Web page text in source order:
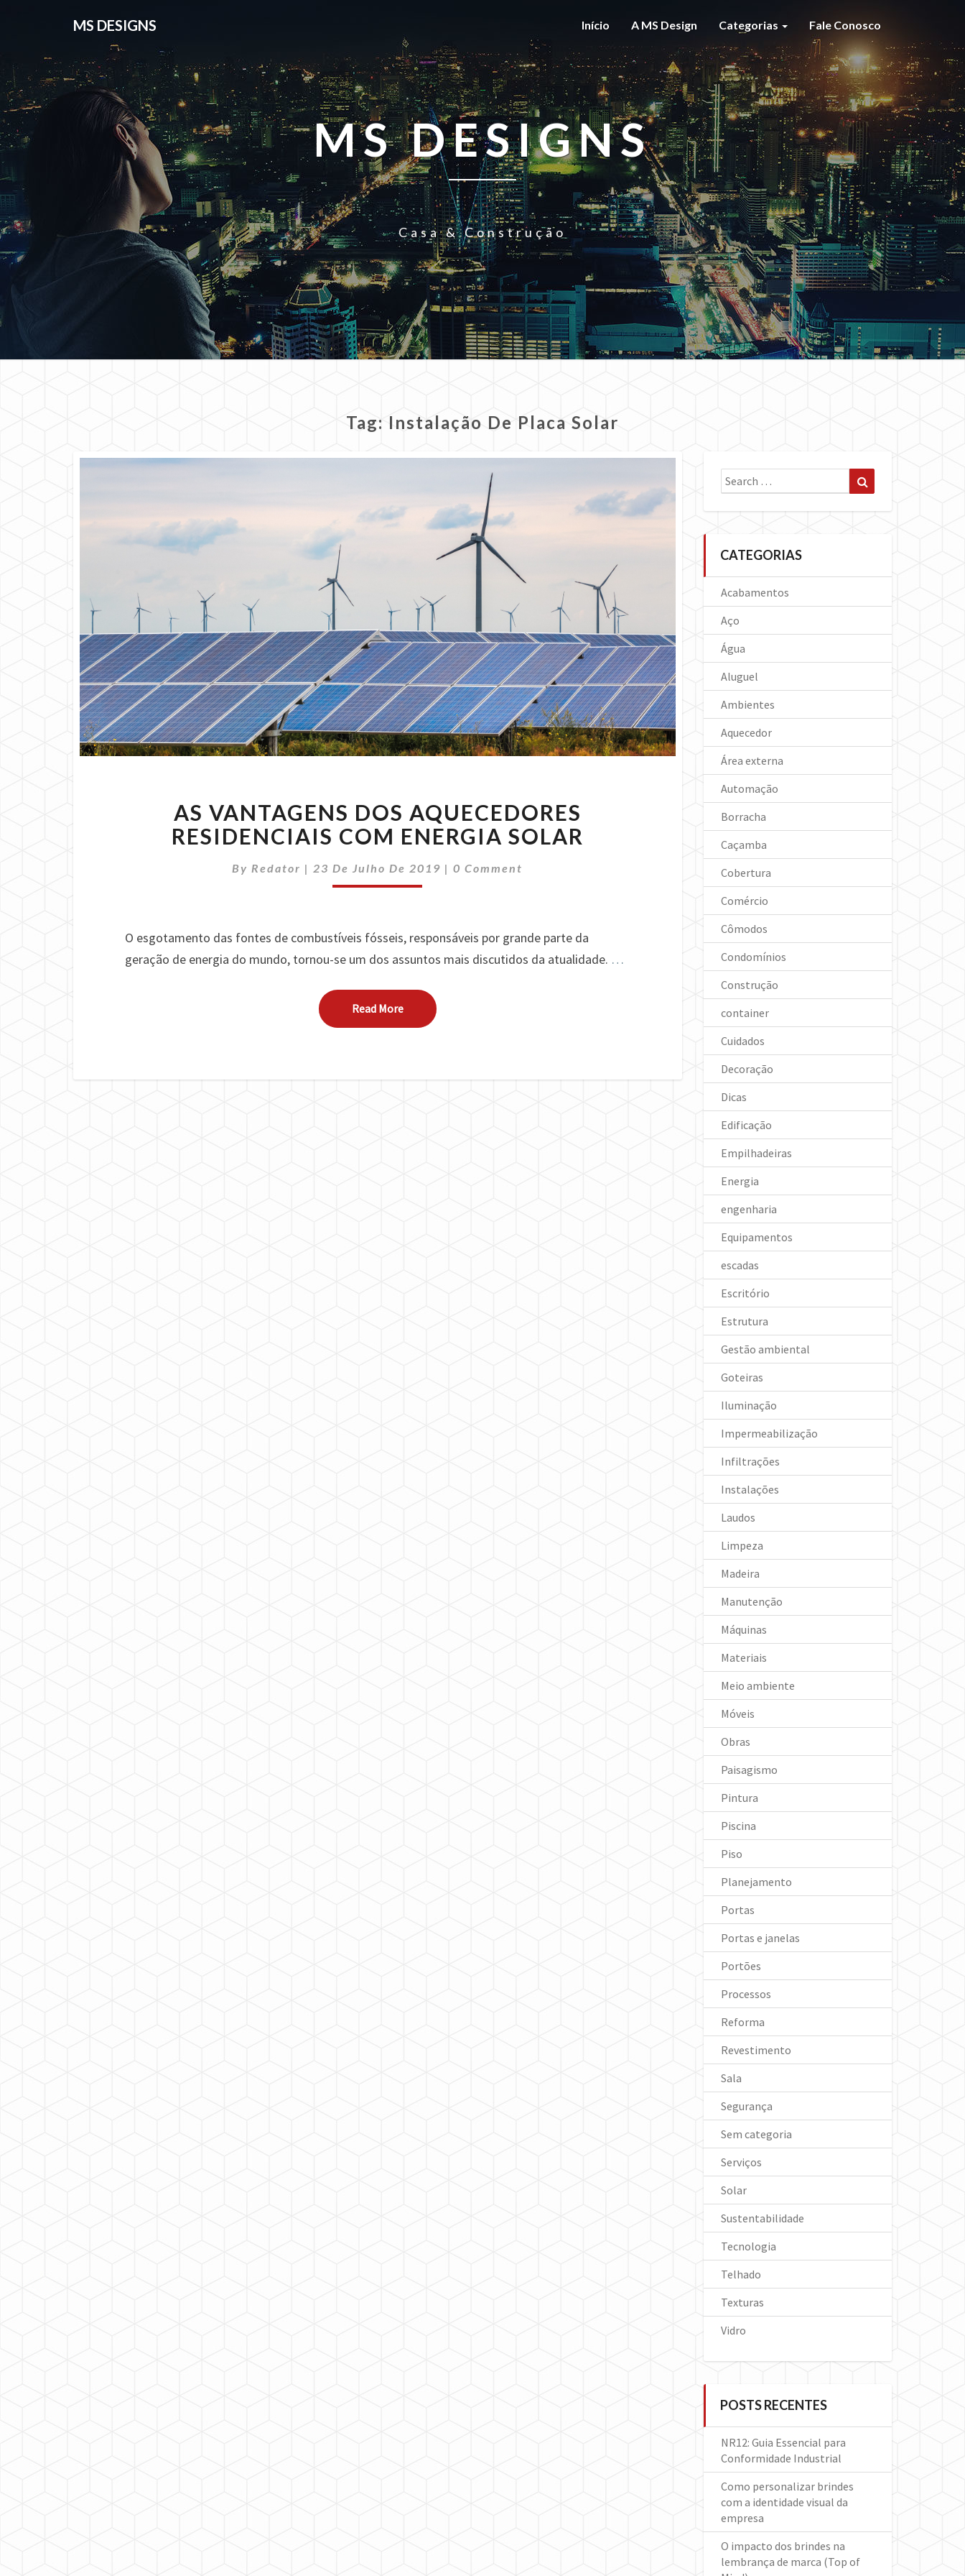
MS DESIGNS Início A MS Design Categorias Fale Conosco
MS DESIGNS
Casa & Construção
Tag: Instalação De Placa Solar
VANTAGENS
DOS
AQUECEDORES
RESIDENCIAIS
COM
AS VANTAGENS DOS AQUECEDORES
RESIDENCIAIS COM ENERGIA SOLAR
By Redator | 23 De Julho De 2019 |Comments
0 Comment
O esgotamento das fontes de combustíveis fósseis, responsáveis por grande parte da
geração de energia do mundo, tornou-se um dos assuntos mais discutidos da atualidade. …
Read MoreRead More
Search
for:
CATEGORIAS
Acabamentos
Aço
Água
Aluguel
Ambientes
Aquecedor
Área externa
Automação
Borracha
Caçamba
Cobertura
Comércio
Cômodos
Condomínios
Construção
container
Cuidados
Decoração
Dicas
Edificação
Empilhadeiras
Energia
engenharia
Equipamentos
escadas
Escritório
Estrutura
Gestão ambiental
Goteiras
Iluminação
Impermeabilização
Infiltrações
Instalações
Laudos
Limpeza
Madeira
Manutenção
Máquinas
Materiais
Meio ambiente
Móveis
Obras
Paisagismo
Pintura
Piscina
Piso
Planejamento
Portas
Portas e janelas
Portões
Processos
Reforma
Revestimento
Sala
Segurança
Sem categoria
Serviços
Solar
Sustentabilidade
Tecnologia
Telhado
Texturas
Vidro
POSTS RECENTES
NR12: Guia Essencial para
Conformidade Industrial
Como personalizar brindes
com a identidade visual da
empresa
O impacto dos brindes na
lembrança de marca (Top of